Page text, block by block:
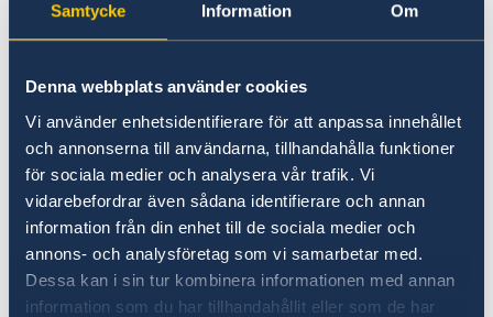
Samtycke Information Om
Denna webbplats använder cookies
Vi använder enhetsidentifierare för att anpassa innehållet
och annonserna till användarna, tillhandahålla funktioner
för sociala medier och analysera vår trafik. Vi
vidarebefordrar även sådana identifierare och annan
information från din enhet till de sociala medier och
annons- och analysföretag som vi samarbetar med.
Dessa kan i sin tur kombinera informationen med annan
information som du har tillhandahållit eller som de har
número de coordinación, podrá reservar un
turno en la Embajada para la solicitud de
pasaporte. Durante esa visita se tomará la
correspondiente a la solicitud de pasaporte.
Información sobre números de coordinación en
la Embajada
Preguntas frecuentes sobre el